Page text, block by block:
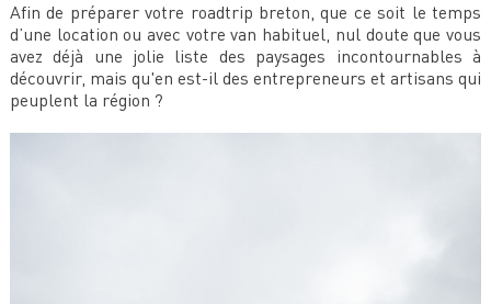
Afin de préparer votre roadtrip breton, que ce soit le temps
d’une location ou avec votre van habituel, nul doute que vous
avez déjà une jolie liste des paysages incontournables à
découvrir, mais qu'en est-il des entrepreneurs et artisans qui
peuplent la région ?